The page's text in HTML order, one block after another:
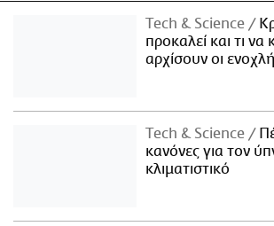
Τech & Science
προκαλεί και τι
αρχίσουν οι
Τech & Science
κανόνες για τον
κλιματιστικό